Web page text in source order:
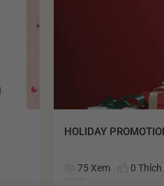
HOLIDAY
75 Xem 0 Thích